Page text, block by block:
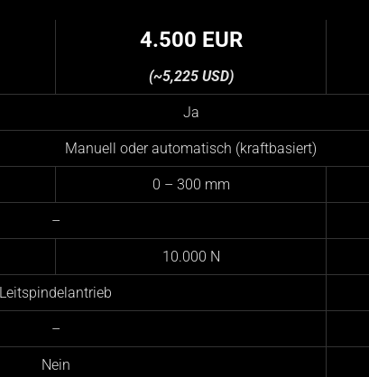
4.500 EUR
(~5,225 USD)
Ja
Manuell oder automatisch (kraftbasiert)
0 – 300 mm
–
10.000 N
Leitspindelantrieb
–
Nein